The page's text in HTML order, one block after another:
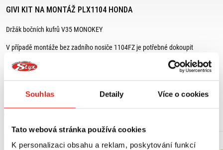
Souhlas Detaily Více o cookies
Tato webová stránka používá cookies
K personalizaci obsahu a reklam, poskytování funkcí
GIVI KIT NA MONTÁŽ PLX1104 HONDA
Držák bočních kufrů V35 MONOKEY
V případě montáže bez zadního nosiče 1104FZ je potřebné dokoupit
Je nutné přemístit směrová světla z původního držáku.
MOHLO BY SE VÁM LÍBIT